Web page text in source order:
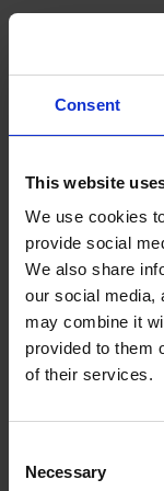
Consent
This website
We use cookies
provide social
We also share
our social media,
may combine it
provided to them
of their services.
Selection
Necessary
Hening
Läppning
Om Hontech
Kontakt
Hem/Om Hontech
Om
HonTech AB
återförsäljare i
andra henings
mångårig lokal
Har du frågor